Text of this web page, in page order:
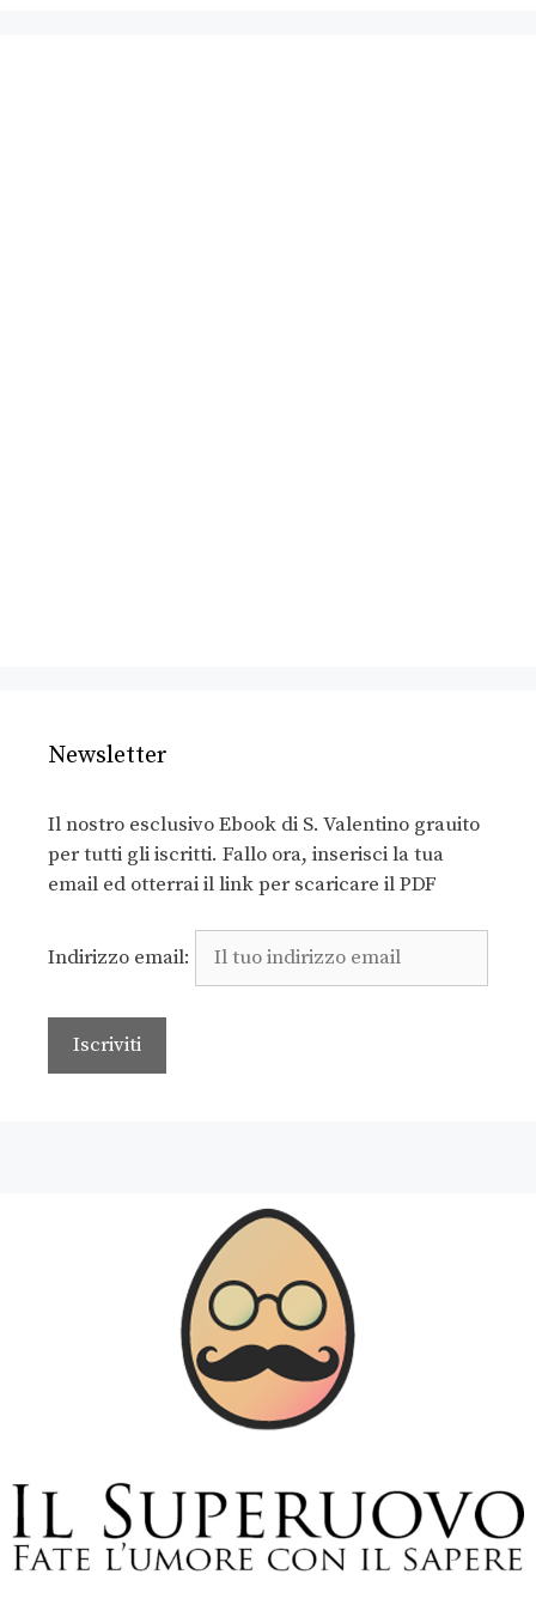
Newsletter
Il nostro esclusivo Ebook di S. Valentino grauito
per tutti gli iscritti. Fallo ora, inserisci la tua
email ed otterrai il link per scaricare il PDF
Indirizzo email: